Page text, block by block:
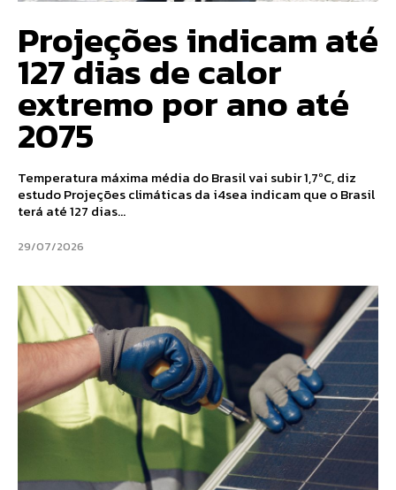
Projeções indicam até
127 dias de calor
extremo por ano até
2075
Temperatura máxima média do Brasil vai subir 1,7ºC, diz
estudo Projeções climáticas da i4sea indicam que o Brasil
terá até 127 dias...
29/07/2026